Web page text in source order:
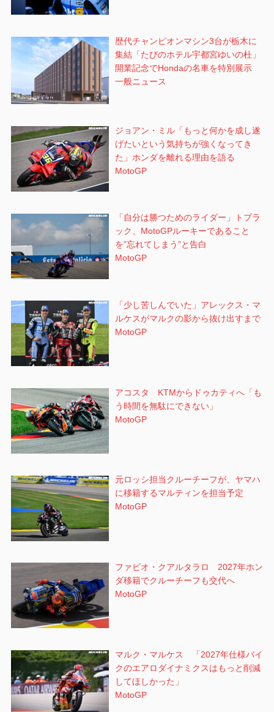
歴代チャンピオンマシン3台が栃木に
集結「たびのホテル宇都宮ゆいの杜」
開業記念でHondaの名車を特別展示
一般ニュース
ジョアン・ミル「もっと何かを成し遂
げたいという気持ちが強くなってき
た」ホンダを離れる理由を語る
MotoGP
「自分は勝つためのライダー」トプラ
ック、MotoGPルーキーであること
を”忘れてしまう”と告白
MotoGP
「少し苦しんでいた」アレックス・マ
ルケスがマルクの影から抜け出すまで
MotoGP
アコスタ KTMからドゥカティへ「も
う時間を無駄にできない」
MotoGP
元ロッシ担当クルーチーフが、ヤマハ
に移籍するマルティンを担当予定
MotoGP
ファビオ・クアルタラロ 2027年ホン
ダ移籍でクルーチーフも交代へ
MotoGP
マルク・マルケス 「2027年仕様バイ
クのエアロダイナミクスはもっと削減
してほしかった」
MotoGP